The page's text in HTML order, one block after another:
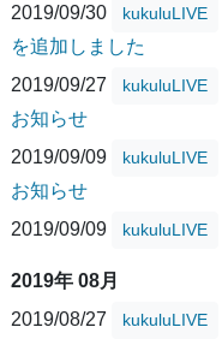
2019/09/30
kukuluLIVE
を追加しました
2019/09/27
kukuluLIVE
お知らせ
2019/09/09
kukuluLIVE
お知らせ
2019/09/09
kukuluLIVE
2019年 08月
2019/08/27
kukuluLIVE